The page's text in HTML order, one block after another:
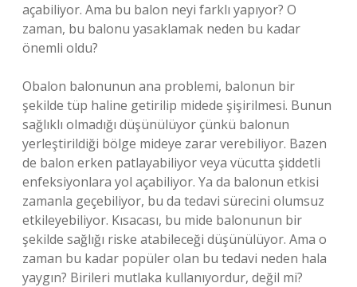
açabiliyor. Ama bu balon neyi farklı yapıyor? O
zaman, bu balonu yasaklamak neden bu kadar
önemli oldu?
Obalon balonunun ana problemi, balonun bir
şekilde tüp haline getirilip midede şişirilmesi. Bunun
sağlıklı olmadığı düşünülüyor çünkü balonun
yerleştirildiği bölge mideye zarar verebiliyor. Bazen
de balon erken patlayabiliyor veya vücutta şiddetli
enfeksiyonlara yol açabiliyor. Ya da balonun etkisi
zamanla geçebiliyor, bu da tedavi sürecini olumsuz
etkileyebiliyor. Kısacası, bu mide balonunun bir
şekilde sağlığı riske atabileceği düşünülüyor. Ama o
zaman bu kadar popüler olan bu tedavi neden hala
yaygın? Birileri mutlaka kullanıyordur, değil mi?